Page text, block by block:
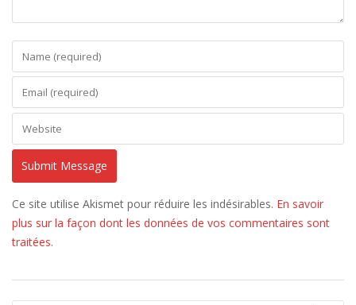
Ce site utilise Akismet pour réduire les indésirables. En savoir
plus sur la façon dont les données de vos commentaires sont
traitées.